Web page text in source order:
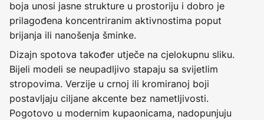
boja unosi jasne strukture u prostoriju i dobro je
prilagođena koncentriranim aktivnostima poput
brijanja ili nanošenja šminke.
Dizajn spotova također utječe na cjelokupnu sliku.
Bijeli modeli se neupadljivo stapaju sa svijetlim
stropovima. Verzije u crnoj ili kromiranoj boji
postavljaju ciljane akcente bez nametljivosti.
Pogotovo u modernim kupaonicama, nadopunjuju